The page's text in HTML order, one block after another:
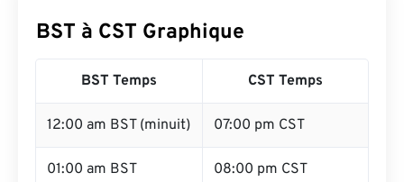
BST à CST Graphique
BST Temps CST Temps
12:00 am BST (minuit) 07:00 pm CST
01:00 am BST 08:00 pm CST